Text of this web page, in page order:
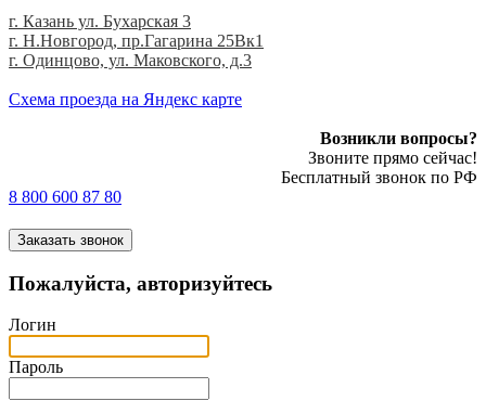
г. Казань ул. Бухарская 3
г. Н.Новгород, пр.Гагарина 25Вк1
г. Одинцово, ул. Маковского, д.3
Cхема проезда на Яндекс карте
Возникли вопросы?
Звоните прямо сейчас!
Бесплатный звонок по РФ
8 800 600 87 80
Заказать звонок
Пожалуйста, авторизуйтесь
Логин
Пароль